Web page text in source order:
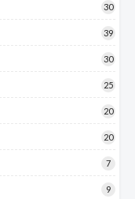
30
39
30
25
20
20
7
9